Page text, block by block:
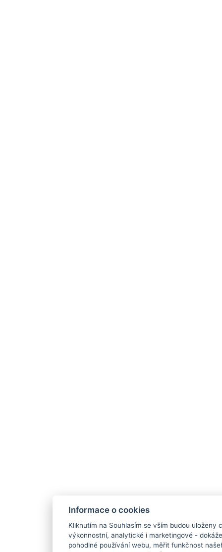
Informace o cookies
Kliknutím na Souhlasím se vším budou uloženy
výkonnostní, analytické i marketingové -
pohodlné používání webu, měřit funkčnost